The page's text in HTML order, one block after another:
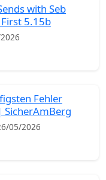
with Seb
5.15b
Fehler
05/2026